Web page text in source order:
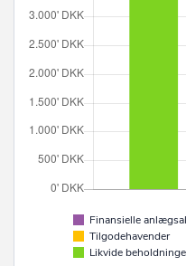
Finansielle
Tilgodehavender
Likvide